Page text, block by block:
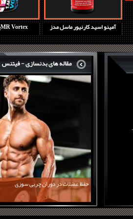
پمپ جدید 1MR Vortex آمینو اسید کارنیور ماسل مدز
مقاله های بدنسازی - فیتنس
حفظ عضلات در دوران چربی سوزی